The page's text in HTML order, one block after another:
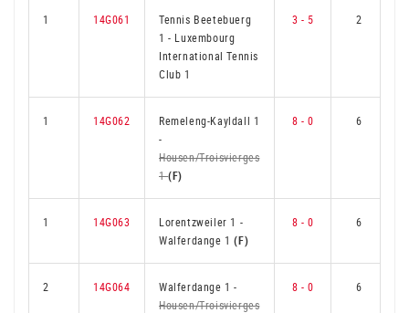
1 14G061
Tennis Beetebuerg
1- Luxembourg
International Tennis
Club 1
3 - 5 2
1 14G062
Remeleng-Kayldall 1
-
Housen/Troisvierges
1(F)
8 - 0 6
1 14G063 Lorentzweiler 1 -
Walferdange 1(F)
8 - 0 6
2 14G064 Walferdange 1-
Housen/Troisvierges
8 - 0 6